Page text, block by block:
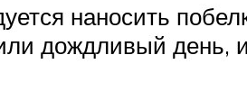
наносить
дождливый день,